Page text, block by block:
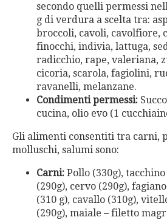
secondo quelli permessi
g di verdura a scelta tra:
broccoli, cavoli, cavolfiore,
finocchi, indivia, lattuga,
radicchio, rape, valeriana,
cicoria, scarola, fagiolini,
ravanelli, melanzane.
Condimenti permessi:
cucina, olio evo (1
Gli alimenti consentiti tra carni,
molluschi, salumi sono:
Carni: Pollo (330g),
(290g), cervo (290g),
(310 g), cavallo (310g),
(290g), maiale – filetto